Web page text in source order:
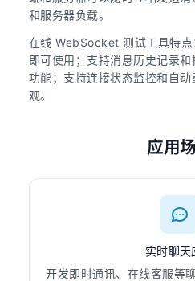
和服务器负载。
在线 WebSocket 测试工具特
即可使用；支持消息历史记录
功能；支持连接状态监控和自
观。
应用
实时聊天
开发即时通讯、在线客服等